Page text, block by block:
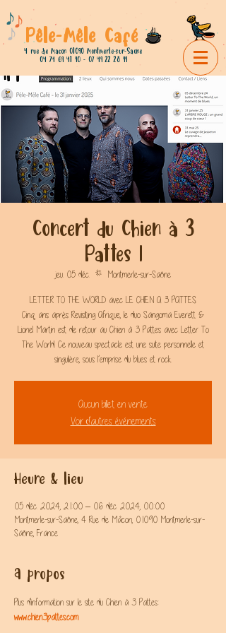
Pêle-Mêle Café
4 rue de Macon 01090 Montmerle-sur-Saone
04 74 69 41 90 - 07 49 22 28 99
Concert du Chien à 3
Pattes !
jeu. 05 déc.
  |
Montmerle-sur-Saône
LETTER TO THE WORLD avec LE CHIEN A 3 PATTES
Cinq ans après Revisiting Afrique, le duo Sangoma Everett &
Lionel Martin est de retour au Chien à 3 Pattes avec Letter To
The World. Ce nouveau spectacle est une suite personnelle et
Aucun billet en vente
Voir d'autres événements
Heure & lieu
05 déc. 2024, 21:00 – 06 déc. 2024, 00:00
Montmerle-sur-Saône, 4 Rue de Mâcon, 01090 Montmerle-sur-
Saône, France
A propos
Plus d'information sur le site du Chien à 3 Pattes:
www.chien3pattes.com